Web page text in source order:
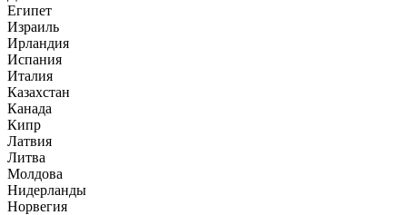
Египет
Израиль
Ирландия
Испания
Италия
Казахстан
Канада
Кипр
Латвия
Литва
Молдова
Нидерланды
Норвегия